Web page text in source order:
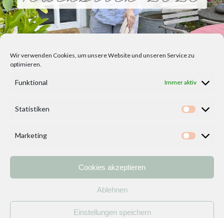
Wir verwenden Cookies, um unsere Website und unseren Service zu
optimieren.
Funktional Immer aktiv
Statistiken
Marketing
Cookies akzeptieren
Ablehnen
Einstellungen speichern
Kontakt
Impressum/ Datenschutzerklärung